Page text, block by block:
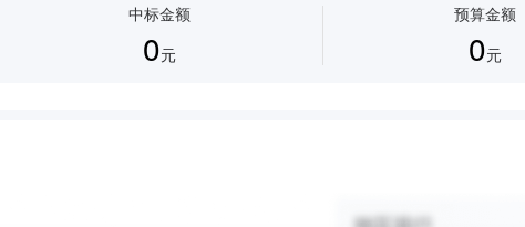
中标金额
0元
预算金额
0元